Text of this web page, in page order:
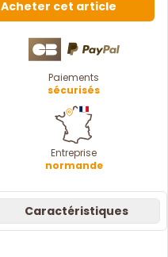
Acheter cet article
Paiements
sécurisés
Entreprise
normande
Caractéristiques